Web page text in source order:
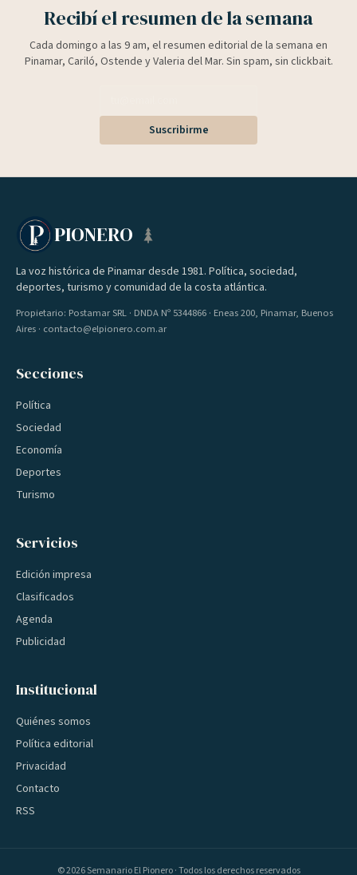
Recibí el resumen de la semana
Cada domingo a las 9 am, el resumen editorial de la semana en
Pinamar, Cariló, Ostende y Valeria del Mar. Sin spam, sin clickbait.
Suscribirme
PIONERO
La voz histórica de Pinamar desde 1981. Política, sociedad,
deportes, turismo y comunidad de la costa atlántica.
Propietario: Postamar SRL · DNDA Nº 5344866 · Eneas 200, Pinamar, Buenos
Aires · contacto@elpionero.com.ar
Secciones
Política
Sociedad
Economía
Deportes
Turismo
Servicios
Edición impresa
Clasificados
Agenda
Publicidad
Institucional
Quiénes somos
Política editorial
Privacidad
Contacto
RSS
©2026Semanario El Pionero · Todos los derechos reservados